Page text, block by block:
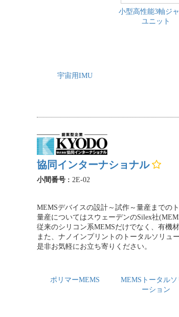
小型高性能3軸ジ
ユニット
宇宙用IMU
協同インターナショナル
小間番号 : 2E-02
MEMSデバイスの設計～試作～量産までの
量産についてはスウェーデンのSilex社
従来のシリコン系MEMSだけでなく、有機
また、ナノインプリントのトータルソリュ
是非お気軽にお立ち寄りください。
ポリマーMEMS
MEMSトータルソ
ーション